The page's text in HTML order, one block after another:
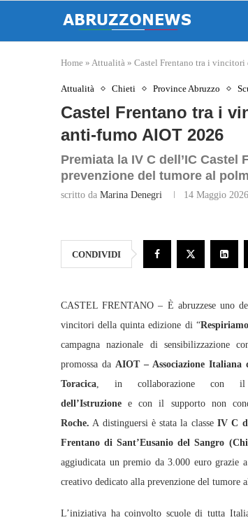
Home » Attualità » Castel Frentano tra i vincitori
Attualità Chieti Province Abruzzo
Castel Frentano tra i
anti‑fumo AIOT 2026
Premiata la IV C dell’IC Castel
prevenzione del tumore al
scritto da Marina Denegri 14 Maggio 2026
CONDIVIDI
CASTEL FRENTANO – È abruzzese uno
vincitori della quinta edizione di “
campagna nazionale di sensibilizzazione
promossa da AIOT – Associazione Italiana
Toracica, in collaborazione con il
dell’Istruzione e con il supporto non
Roche. A distinguersi è stata la classeIV C
Frentano di Sant’Eusanio del Sangro
aggiudicata un premio da 3.000 euro grazie
creativo dedicato alla prevenzione del tumore
L’iniziativa ha coinvolto scuole di tutta